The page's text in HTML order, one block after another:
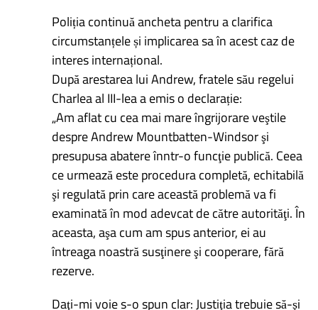
Poliția continuă ancheta pentru a clarifica
circumstanțele și implicarea sa în acest caz de
interes internațional.
După arestarea lui Andrew, fratele său regelui
Charlea al III-lea a emis o declarație:
„Am aflat cu cea mai mare îngrijorare veştile
despre Andrew Mountbatten-Windsor şi
presupusa abatere înntr-o funcţie publică. Ceea
ce urmează este procedura completă, echitabilă
şi regulată prin care această problemă va fi
examinată în mod adevcat de către autorităţi. În
aceasta, aşa cum am spus anterior, ei au
întreaga noastră susţinere şi cooperare, fără
rezerve.
Daţi-mi voie s-o spun clar: Justiţia trebuie să-şi